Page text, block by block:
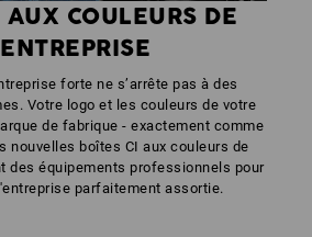
COULEURS DE
forte ne s’arrête pas à des
Votre logo et les couleurs de votre
de fabrique - exactement comme
nouvelles boîtes CI aux couleurs de
des équipements professionnels pour
parfaitement assortie.